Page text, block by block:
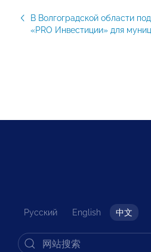
В Волгоградской области
«PRO Инвестиции» для
Русский English 中文